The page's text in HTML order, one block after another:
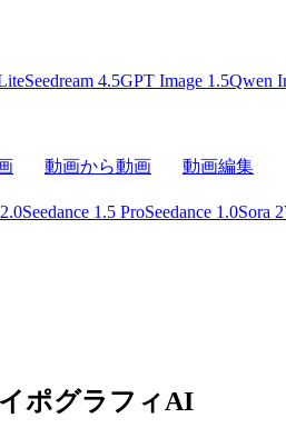
Seedream 4.5GPT Image 1.5Qwen
動画から動画
動画編集
Seedance 1.5 ProSeedance 1.0Sora 2
ポグラフィAI